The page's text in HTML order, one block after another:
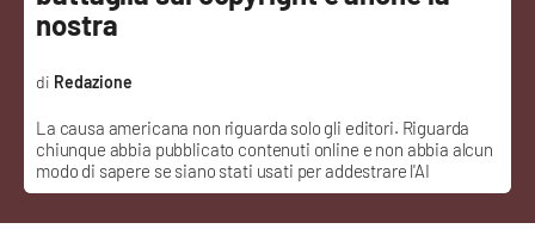
Editoriali
Ambiente
Cronaca
nostra
La causa americana non riguarda solo gli editori. Riguarda
chiunque abbia pubblicato contenuti online e non abbia alcun
modo di sapere se siano stati usati per addestrare l'AI
Redazione